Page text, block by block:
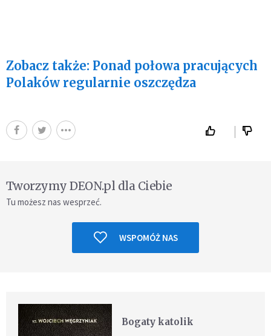
Zobacz także: Ponad połowa pracujących
Polaków regularnie oszczędza
Tworzymy DEON.pl dla Ciebie
Tu możesz nas wesprzeć.
WSPOMÓŻ NAS
Bogaty katolik